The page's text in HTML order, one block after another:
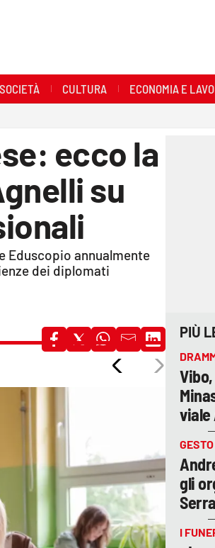
SOCIETÀ CULTURA ECONOMIA E
ecco la
su
Eduscopio annualmente
dei diplomati
PIÙ
viale
GESTO
gli
I